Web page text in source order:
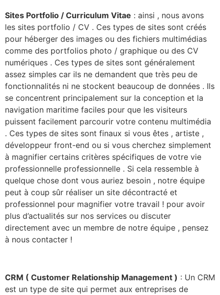
Sites Portfolio / Curriculum Vitae : ainsi , nous avons
les sites portfolio / CV . Ces types de sites sont créés
pour héberger des images ou des fichiers multimédias
comme des portfolios photo / graphique ou des CV
numériques . Ces types de sites sont généralement
assez simples car ils ne demandent que très peu de
fonctionnalités ni ne stockent beaucoup de données . Ils
se concentrent principalement sur la conception et la
navigation maritime faciles pour que les visiteurs
puissent facilement parcourir votre contenu multimédia
. Ces types de sites sont finaux si vous êtes , artiste ,
développeur front-end ou si vous cherchez simplement
à magnifier certains critères spécifiques de votre vie
professionnelle professionnelle . Si cela ressemble à
quelque chose dont vous auriez besoin , notre équipe
peut à coup sûr réaliser un site décontracté et
professionnel pour magnifier votre travail ! pour avoir
plus d’actualités sur nos services ou discuter
directement avec un membre de notre équipe , pensez
à nous contacter !
CRM ( Customer Relationship Management ) : Un CRM
est un type de site qui permet aux entreprises de